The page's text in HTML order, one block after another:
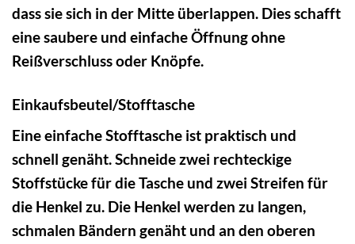
dass sie sich in der Mitte überlappen. Dies schafft
eine saubere und einfache Öffnung ohne
Reißverschluss oder Knöpfe.
Einkaufsbeutel/Stofftasche
Eine einfache Stofftasche ist praktisch und
schnell genäht. Schneide zwei rechteckige
Stoffstücke für die Tasche und zwei Streifen für
die Henkel zu. Die Henkel werden zu langen,
schmalen Bändern genäht und an den oberen